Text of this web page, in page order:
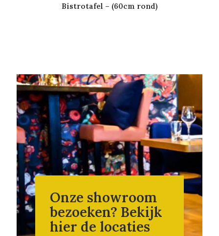
Bistrotafel – (60cm rond)
Onze showroom
bezoeken? Bekijk
hier de locaties